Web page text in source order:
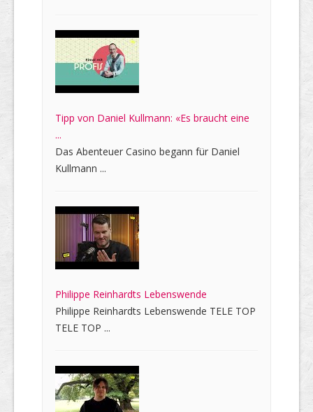
Tipp von Daniel Kullmann: «Es braucht eine
...
Das Abenteuer Casino begann für Daniel
Kullmann ...
Philippe Reinhardts Lebenswende
Philippe Reinhardts Lebenswende TELE TOP
TELE TOP ...